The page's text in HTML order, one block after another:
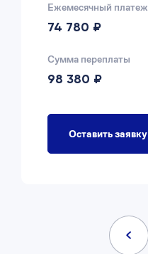
Ежемесячный платеж
74 780 ₽
Сумма переплаты
98 380 ₽
Оставить заявку